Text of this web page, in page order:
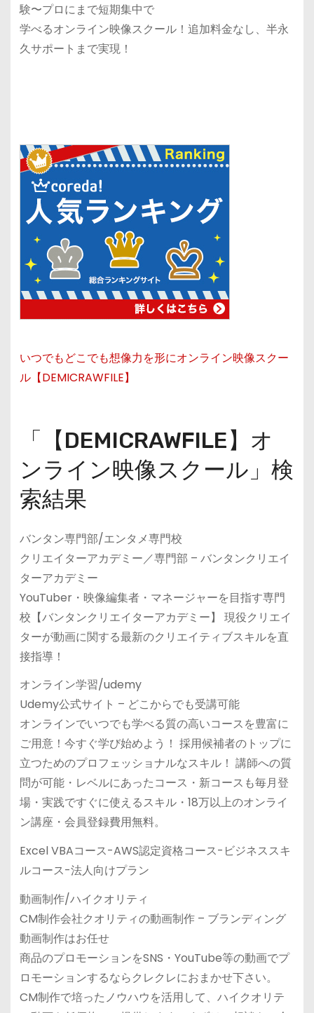
験〜プロにまで短期集中で
学べるオンライン映像スクール！追加料金なし、半永
久サポートまで実現！
いつでもどこでも想像力を形にオンライン映像スクー
ル【DEMICRAWFILE】
「【DEMICRAWFILE】オ
ンライン映像スクール」検
索結果
バンタン専門部/エンタメ専門校
クリエイターアカデミー／専門部 – バンタンクリエイ
ターアカデミー
YouTuber・映像編集者・マネージャーを目指す専門
校【バンタンクリエイターアカデミー】 現役クリエイ
ターが動画に関する最新のクリエイティブスキルを直
接指導！
オンライン学習/udemy
Udemy公式サイト – どこからでも受講可能
オンラインでいつでも学べる質の高いコースを豊富に
ご用意！今すぐ学び始めよう！ 採用候補者のトップに
立つためのプロフェッショナルなスキル！ 講師への質
問が可能・レベルにあったコース・新コースも毎月登
場・実践ですぐに使えるスキル・18万以上のオンライ
ン講座・会員登録費用無料。
Excel VBAコース-AWS認定資格コース-ビジネススキ
ルコース-法人向けプラン
動画制作/ハイクオリティ
CM制作会社クオリティの動画制作 – ブランディング
動画制作はお任せ
商品のプロモーションをSNS・YouTube等の動画でプ
ロモーションするならクレクレにおまかせ下さい。
CM制作で培ったノウハウを活用して、ハイクオリテ